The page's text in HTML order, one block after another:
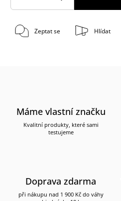
Zeptat se Hlídat
Máme vlastní značku
Kvalitní produkty, které sami
testujeme
Doprava zdarma
při nákupu nad 1 900 Kč do váhy